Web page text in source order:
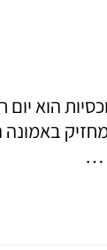
באמונה
…